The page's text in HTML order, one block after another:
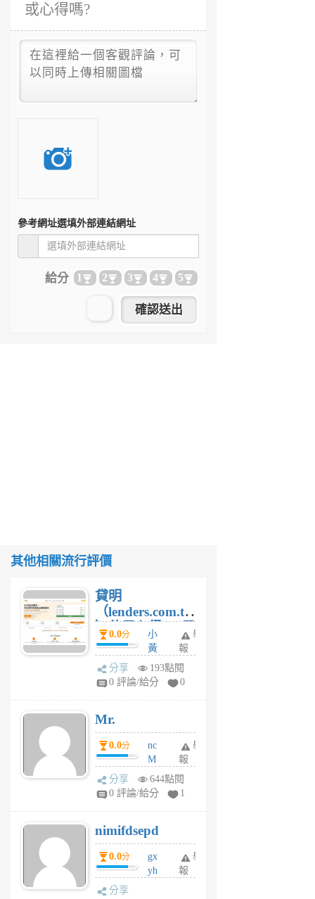
或心得嗎?
參考網址選填外部連結網址
給分 1 2 3 4 5
其他相關流行評價
貸明
（lenders.com.tw
）使用心得 — 民
間貸款比較平台
體驗
0.0分
小
黃
蜂
1
舉
報
分享
193點閱
0 評論/給分
0
Mr.
0.0分
nc
M
U
F
U
5
個
月
舉
報
分享
644點閱
0 評論/給分
1
nimifdsepd
0.0分
gx
yh
舉
報
分享